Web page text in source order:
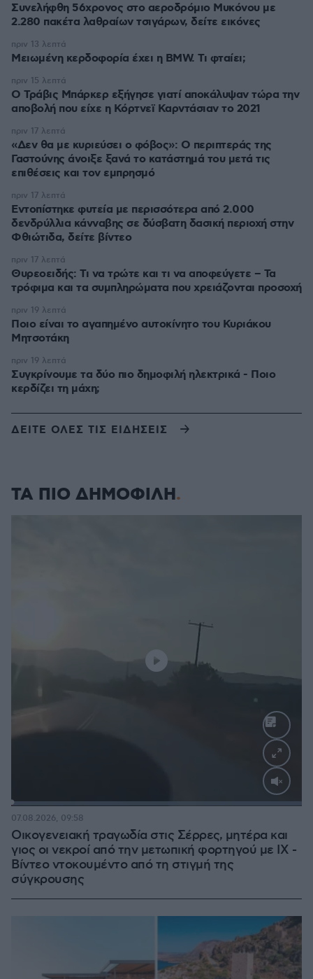
Συνελήφθη 56χρονος στο αεροδρόμιο Μυκόνου με
2.280 πακέτα λαθραίων τσιγάρων, δείτε εικόνες
Μειωμένη κερδοφορία έχει η BMW. Τι φταίει;
πριν 13 λεπτά
O Τράβις Μπάρκερ εξήγησε γιατί αποκάλυψαν τώρα την
αποβολή που είχε η Κόρτνεϊ Καρντάσιαν το 2021
πριν 15 λεπτά
«Δεν θα με κυριεύσει ο φόβος»: Ο περιπτεράς της
Γαστούνης άνοιξε ξανά το κατάστημά του μετά τις
επιθέσεις και τον εμπρησμό
πριν 17 λεπτά
Εντοπίστηκε φυτεία με περισσότερα από 2.000
δενδρύλλια κάνναβης σε δύσβατη δασική περιοχή στην
Φθιώτιδα, δείτε βίντεο
πριν 17 λεπτά
Θυρεοειδής: Τι να τρώτε και τι να αποφεύγετε – Τα
τρόφιμα και τα συμπληρώματα που χρειάζονται προσοχή
πριν 17 λεπτά
Ποιο είναι το αγαπημένο αυτοκίνητο του Κυριάκου
Μητσοτάκη
πριν 19 λεπτά
Συγκρίνουμε τα δύο πιο δημοφιλή ηλεκτρικά - Ποιο
κερδίζει τη μάχη;
πριν 19 λεπτά
ΔΕΙΤΕ ΟΛΕΣ ΤΙΣ ΕΙΔΗΣΕΙΣ
ΤΑ ΠΙΟ ΔΗΜΟΦΙΛΗ
Loaded:
Οικογενειακή τραγωδία στις Σέρρες, μητέρα και
γιος οι νεκροί από την μετωπική φορτηγού με ΙΧ -
Βίντεο ντοκουμέντο από τη στιγμή της
σύγκρουσης
07.08.2026, 09:58